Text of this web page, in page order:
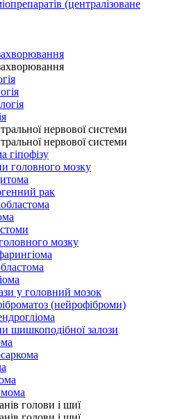
(централізоване
нервової системи
нервової системи
гіпофізу
головного мозку
рак
мозку
у головний мозок
(нейрофіброми)
шишкоподібної залози
голови і шиї